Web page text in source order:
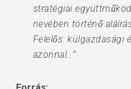
stratégiai
nevében történő
Felelős: külgazdasági
azonnal…”